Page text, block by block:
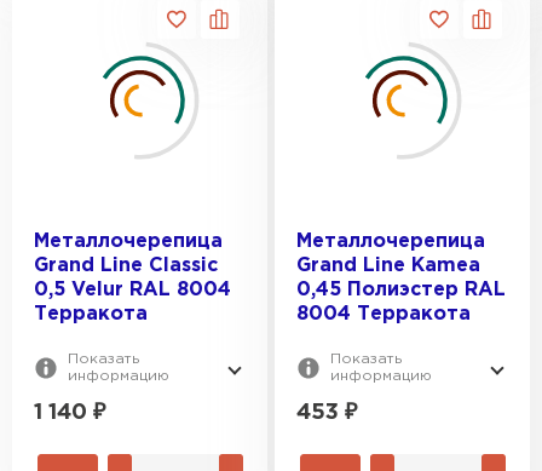
Металлочерепица
Grand Line Classic
0,5 Velur RAL 8004
Терракота
Показать
информацию
1 140 ₽
Металлочерепица
Grand Line Kamea
0,45 Полиэстер RAL
8004 Терракота
Показать
информацию
453 ₽